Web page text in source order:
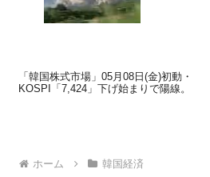
「韓国株式市場」05月08日(金)初動・
KOSPI「7,424」下げ始まりで陽線。
ホーム 韓国経済